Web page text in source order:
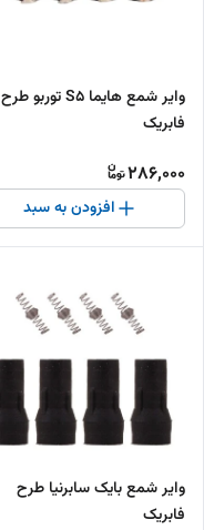
وایر شمع هایما S5 توربو طرح
فابریک
286,000
افزودن به سبد
وایر شمع بایک سابرنیا طرح
فابریک